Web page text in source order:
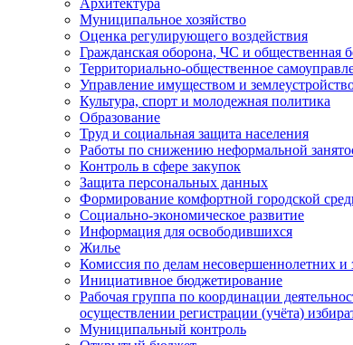
Архитектура
Муниципальное хозяйство
Оценка регулирующего воздействия
Гражданская оборона, ЧС и общественная
Территориально-общественное
Управление имуществом и
Культура, спорт и молодежная политика
Образование
Труд и социальная защита населения
Работы по снижению неформальной
Контроль в сфере закупок
Защита персональных данных
Формирование комфортной городской
Социально-экономическое развитие
Информация для освободившихся
Жилье
Комиссия по делам несовершеннолетних и
Инициативное бюджетирование
Рабочая группа по координации
осуществлении регистрации (учёта)
Муниципальный контроль